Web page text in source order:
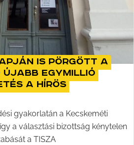
is pörgött a
egymillió
a Hírös
gyakorlatán a Kecskeméti
a választási bizottság kénytelen
a TISZA